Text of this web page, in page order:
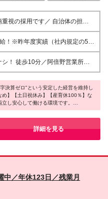
用です／ 自治体の担当
多くの人と関わりながら進める
私たちが最も重視するのは専門
明るく丁寧なコミュニケーション
】 ◆基本的な
） ★第二新卒歓迎 ★
！※昨年度実績（社内規定の5ヶ
給24万～32万＋賞与年2回＋決算
た
月(雇用形態・待遇等に変更はあ
！ 徒歩10分／阿倍野営業所・
入社半年ほどは社
対応や 座学などを通し、当社
て じっくり学んでいただけま
！ ◇仕事・商材への
少しずつ理解して いずれは一
くは訪問先やスケジュールを
決算ゼロ"という安定した経営を維持し
め】【土日祝休み】【産育休100％】な
し安心して働ける環境です。
伺ったところ、「社員の人柄」「会社の
を決める人が多いんだとか。実際に、上
ンクに会話をしているそうで、人とのコ
方にぜひ検討いただきたい企業です。
詳細を見る
／年休123日／残業月